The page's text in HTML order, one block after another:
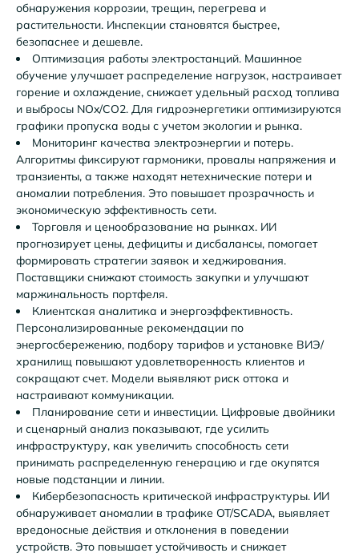
обнаружения коррозии, трещин, перегрева и
растительности. Инспекции становятся быстрее,
безопаснее и дешевле.
Оптимизация работы электростанций. Машинное
обучение улучшает распределение нагрузок, настраивает
горение и охлаждение, снижает удельный расход топлива
и выбросы NOx/CO2. Для гидроэнергетики оптимизируются
графики пропуска воды с учетом экологии и рынка.
Мониторинг качества электроэнергии и потерь.
Алгоритмы фиксируют гармоники, провалы напряжения и
транзиенты, а также находят нетехнические потери и
аномалии потребления. Это повышает прозрачность и
экономическую эффективность сети.
Торговля и ценообразование на рынках. ИИ
прогнозирует цены, дефициты и дисбалансы, помогает
формировать стратегии заявок и хеджирования.
Поставщики снижают стоимость закупки и улучшают
маржинальность портфеля.
Клиентская аналитика и энергоэффективность.
Персонализированные рекомендации по
энергосбережению, подбору тарифов и установке ВИЭ/
хранилищ повышают удовлетворенность клиентов и
сокращают счет. Модели выявляют риск оттока и
настраивают коммуникации.
Планирование сети и инвестиции. Цифровые двойники
и сценарный анализ показывают, где усилить
инфраструктуру, как увеличить способность сети
принимать распределенную генерацию и где окупятся
новые подстанции и линии.
Кибербезопасность критической инфраструктуры. ИИ
обнаруживает аномалии в трафике OT/SCADA, выявляет
вредоносные действия и отклонения в поведении
устройств. Это повышает устойчивость и снижает